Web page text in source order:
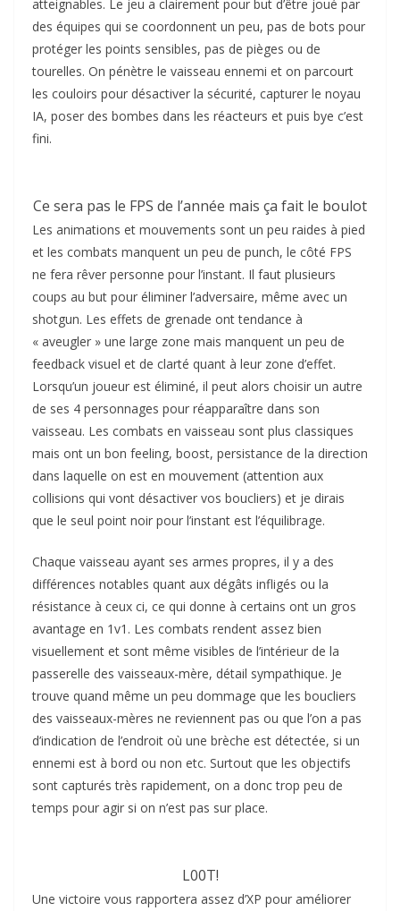
atteignables. Le jeu a clairement pour but d’être joué par
des équipes qui se coordonnent un peu, pas de bots pour
protéger les points sensibles, pas de pièges ou de
tourelles. On pénètre le vaisseau ennemi et on parcourt
les couloirs pour désactiver la sécurité, capturer le noyau
IA, poser des bombes dans les réacteurs et puis bye c’est
fini.
Ce sera pas le FPS de l’année mais ça fait le boulot
Les animations et mouvements sont un peu raides à pied
et les combats manquent un peu de punch, le côté FPS
ne fera rêver personne pour l’instant. Il faut plusieurs
coups au but pour éliminer l’adversaire, même avec un
shotgun. Les effets de grenade ont tendance à
« aveugler » une large zone mais manquent un peu de
feedback visuel et de clarté quant à leur zone d’effet.
Lorsqu’un joueur est éliminé, il peut alors choisir un autre
de ses 4 personnages pour réapparaître dans son
vaisseau. Les combats en vaisseau sont plus classiques
mais ont un bon feeling, boost, persistance de la direction
dans laquelle on est en mouvement (attention aux
collisions qui vont désactiver vos boucliers) et je dirais
que le seul point noir pour l’instant est l’équilibrage.
Chaque vaisseau ayant ses armes propres, il y a des
différences notables quant aux dégâts infligés ou la
résistance à ceux ci, ce qui donne à certains ont un gros
avantage en 1v1. Les combats rendent assez bien
visuellement et sont même visibles de l’intérieur de la
passerelle des vaisseaux-mère, détail sympathique. Je
trouve quand même un peu dommage que les boucliers
des vaisseaux-mères ne reviennent pas ou que l’on a pas
d’indication de l’endroit où une brèche est détectée, si un
ennemi est à bord ou non etc. Surtout que les objectifs
sont capturés très rapidement, on a donc trop peu de
temps pour agir si on n’est pas sur place.
L00T!
Une victoire vous rapportera assez d’XP pour améliorer